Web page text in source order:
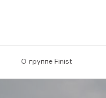
О группе Finist